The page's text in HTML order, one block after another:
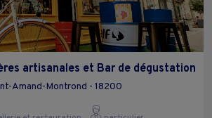
artisanales et Bar de dégustation
Amand-Montrond - 18200